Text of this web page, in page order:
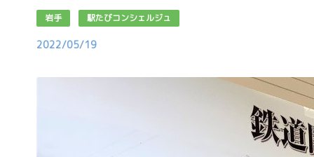
岩手 駅たびコンシェルジュ
2022/05/19